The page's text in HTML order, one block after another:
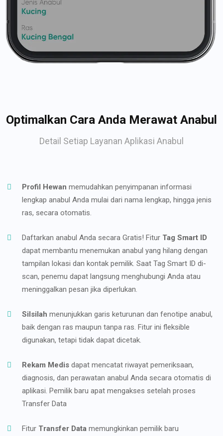
Optimalkan Cara Anda Merawat Anabul
Detail Setiap Layanan Aplikasi Anabul
Profil Hewan memudahkan penyimpanan informasi
lengkap anabul Anda mulai dari nama lengkap, hingga jenis
ras, secara otomatis.
Daftarkan anabul Anda secara Gratis! Fitur Tag Smart ID
dapat membantu menemukan anabul yang hilang dengan
tampilan lokasi dan kontak pemilik. Saat Tag Smart ID di-
scan, penemu dapat langsung menghubungi Anda atau
meninggalkan pesan jika diperlukan.
Silsilah menunjukkan garis keturunan dan fenotipe anabul,
baik dengan ras maupun tanpa ras. Fitur ini fleksible
digunakan, tetapi tidak dapat dicetak.
Rekam Medis dapat mencatat riwayat pemeriksaan,
diagnosis, dan perawatan anabul Anda secara otomatis di
aplikasi. Pemilik baru apat mengakses setelah proses
Transfer Data
Fitur Transfer Data memungkinkan pemilik baru